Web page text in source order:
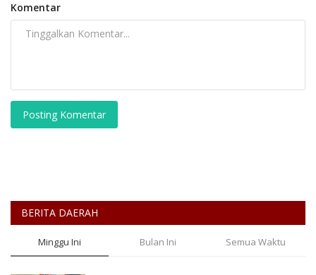
Komentar
Posting Komentar
BERITA DAERAH
Minggu Ini Bulan Ini Semua Waktu